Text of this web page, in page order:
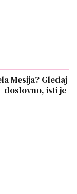
Mesija? Gledaj
doslovno, isti je